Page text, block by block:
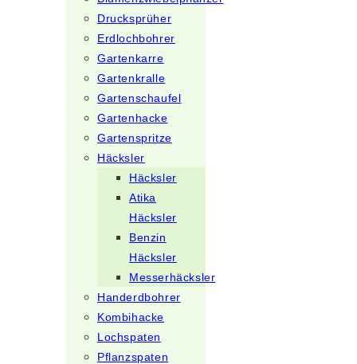
Drucksprüher
Erdlochbohrer
Gartenkarre
Gartenkralle
Gartenschaufel
Gartenhacke
Gartenspritze
Häcksler
Häcksler
Atika
Häcksler
Benzin
Häcksler
Messerhäcksler
Handerdbohrer
Kombihacke
Lochspaten
Pflanzspaten